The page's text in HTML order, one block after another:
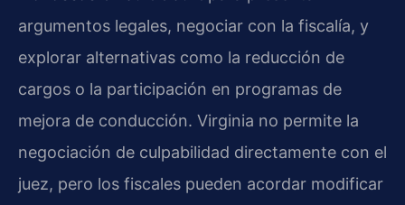
argumentos legales, negociar con la fiscalía, y
explorar alternativas como la reducción de
cargos o la participación en programas de
mejora de conducción. Virginia no permite la
negociación de culpabilidad directamente con el
juez, pero los fiscales pueden acordar modificar